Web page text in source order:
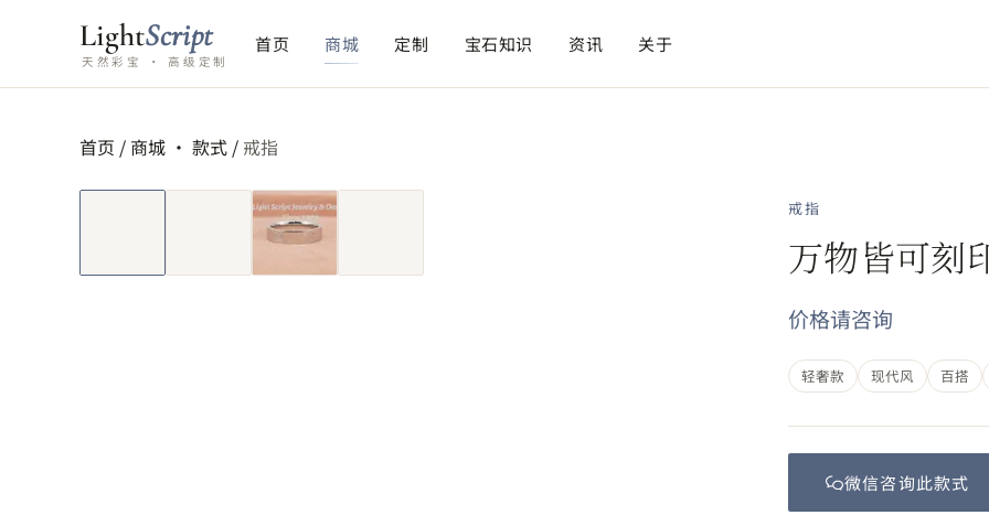
LightScript
天然彩宝 · 高级定制
首页 商城 定制 宝石知识 资讯 关于
首页 / 商城 · 款式 / 戒指
短视频
戒指
万物皆可刻
价格请咨询
轻奢款 现代风 百搭
微信咨询此款式